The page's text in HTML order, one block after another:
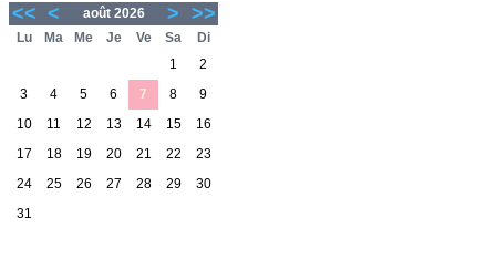
<< < août 2026 > >>
Lu Ma Me Je Ve Sa
Di
1
2
3
4 5 6 7 8
9
10
11 12 13 14 15
16
17
18 19 20 21 22
23
24
25 26 27 28 29
30
31